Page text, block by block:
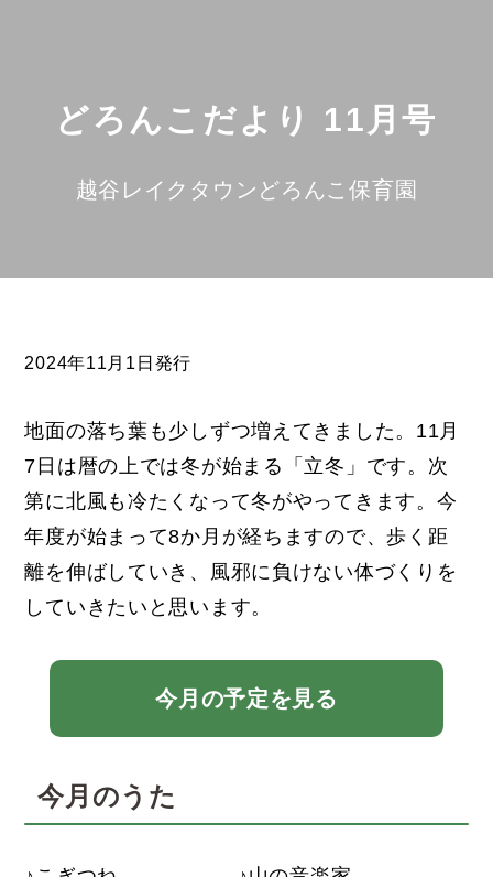
どろんこだより 11月号
越谷レイクタウンどろんこ保育園
2024年11月1日発行
地面の落ち葉も少しずつ増えてきました。11月
7日は暦の上では冬が始まる「立冬」です。次
第に北風も冷たくなって冬がやってきます。今
年度が始まって8か月が経ちますので、歩く距
離を伸ばしていき、風邪に負けない体づくりを
していきたいと思います。
今月の予定を見る
今月のうた